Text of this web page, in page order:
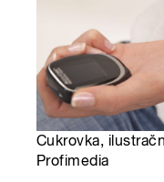
Cukrovka,
Profimedia